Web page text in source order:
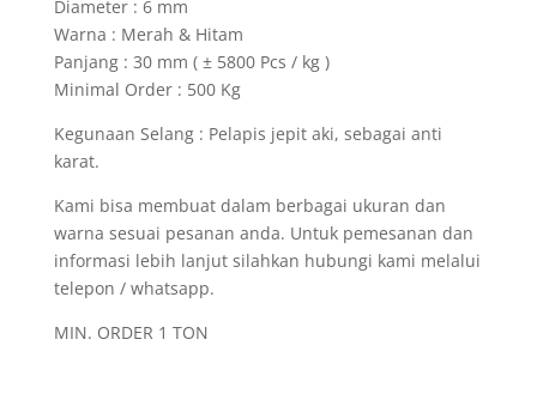
Diameter : 6 mm
Warna : Merah & Hitam
Panjang : 30 mm ( ± 5800 Pcs / kg )
Minimal Order : 500 Kg
Kegunaan Selang : Pelapis jepit aki, sebagai anti
karat.
Kami bisa membuat dalam berbagai ukuran dan
warna sesuai pesanan anda. Untuk pemesanan dan
informasi lebih lanjut silahkan hubungi kami melalui
telepon / whatsapp.
MIN. ORDER 1 TON